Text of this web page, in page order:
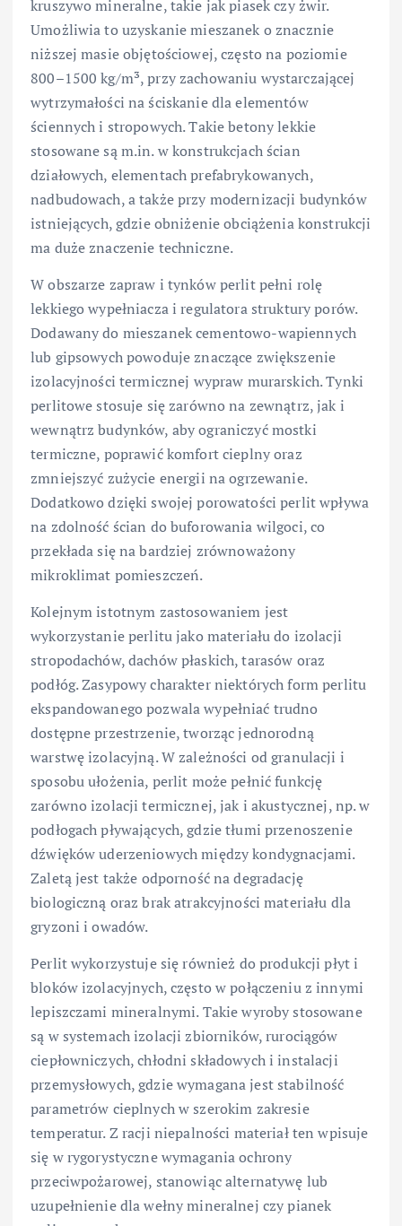
kruszywo mineralne, takie jak piasek czy żwir.
Umożliwia to uzyskanie mieszanek o znacznie
niższej masie objętościowej, często na poziomie
800–1500 kg/m³, przy zachowaniu wystarczającej
wytrzymałości na ściskanie dla elementów
ściennych i stropowych. Takie betony lekkie
stosowane są m.in. w konstrukcjach ścian
działowych, elementach prefabrykowanych,
nadbudowach, a także przy modernizacji budynków
istniejących, gdzie obniżenie obciążenia konstrukcji
ma duże znaczenie techniczne.
W obszarze zapraw i tynków perlit pełni rolę
lekkiego wypełniacza i regulatora struktury porów.
Dodawany do mieszanek cementowo-wapiennych
lub gipsowych powoduje znaczące zwiększenie
izolacyjności termicznej wypraw murarskich. Tynki
perlitowe stosuje się zarówno na zewnątrz, jak i
wewnątrz budynków, aby ograniczyć mostki
termiczne, poprawić komfort cieplny oraz
zmniejszyć zużycie energii na ogrzewanie.
Dodatkowo dzięki swojej porowatości perlit wpływa
na zdolność ścian do buforowania wilgoci, co
przekłada się na bardziej zrównoważony
mikroklimat pomieszczeń.
Kolejnym istotnym zastosowaniem jest
wykorzystanie perlitu jako materiału do izolacji
stropodachów, dachów płaskich, tarasów oraz
podłóg. Zasypowy charakter niektórych form perlitu
ekspandowanego pozwala wypełniać trudno
dostępne przestrzenie, tworząc jednorodną
warstwę izolacyjną. W zależności od granulacji i
sposobu ułożenia, perlit może pełnić funkcję
zarówno izolacji termicznej, jak i akustycznej, np. w
podłogach pływających, gdzie tłumi przenoszenie
dźwięków uderzeniowych między kondygnacjami.
Zaletą jest także odporność na degradację
biologiczną oraz brak atrakcyjności materiału dla
gryzoni i owadów.
Perlit wykorzystuje się również do produkcji płyt i
bloków izolacyjnych, często w połączeniu z innymi
lepiszczami mineralnymi. Takie wyroby stosowane
są w systemach izolacji zbiorników, rurociągów
ciepłowniczych, chłodni składowych i instalacji
przemysłowych, gdzie wymagana jest stabilność
parametrów cieplnych w szerokim zakresie
temperatur. Z racji niepalności materiał ten wpisuje
się w rygorystyczne wymagania ochrony
przeciwpożarowej, stanowiąc alternatywę lub
uzupełnienie dla wełny mineralnej czy pianek